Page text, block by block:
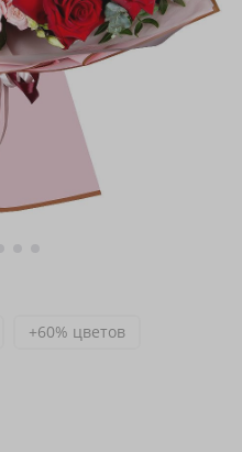
+60% цветов